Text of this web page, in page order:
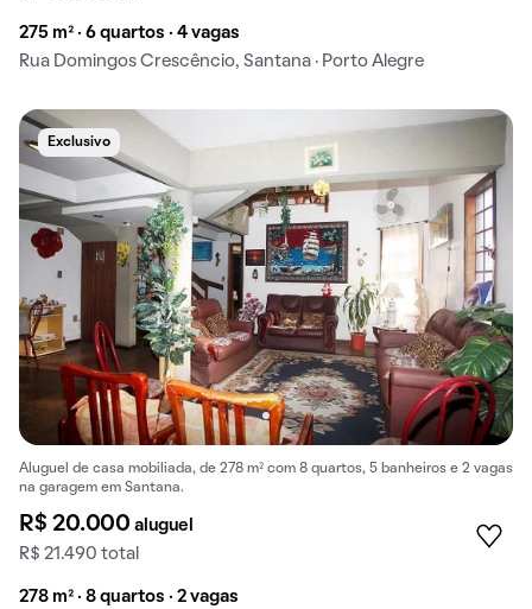
275 m² · 6 quartos · 4 vagas
Rua Domingos Crescêncio, Santana · Porto Alegre
Exclusivo
Aluguel de casa mobiliada, de 278 m² com 8 quartos, 5 banheiros e 2 vagas
na garagem em Santana.
R$ 20.000aluguel
R$ 21.490 total
278 m² · 8 quartos · 2 vagas